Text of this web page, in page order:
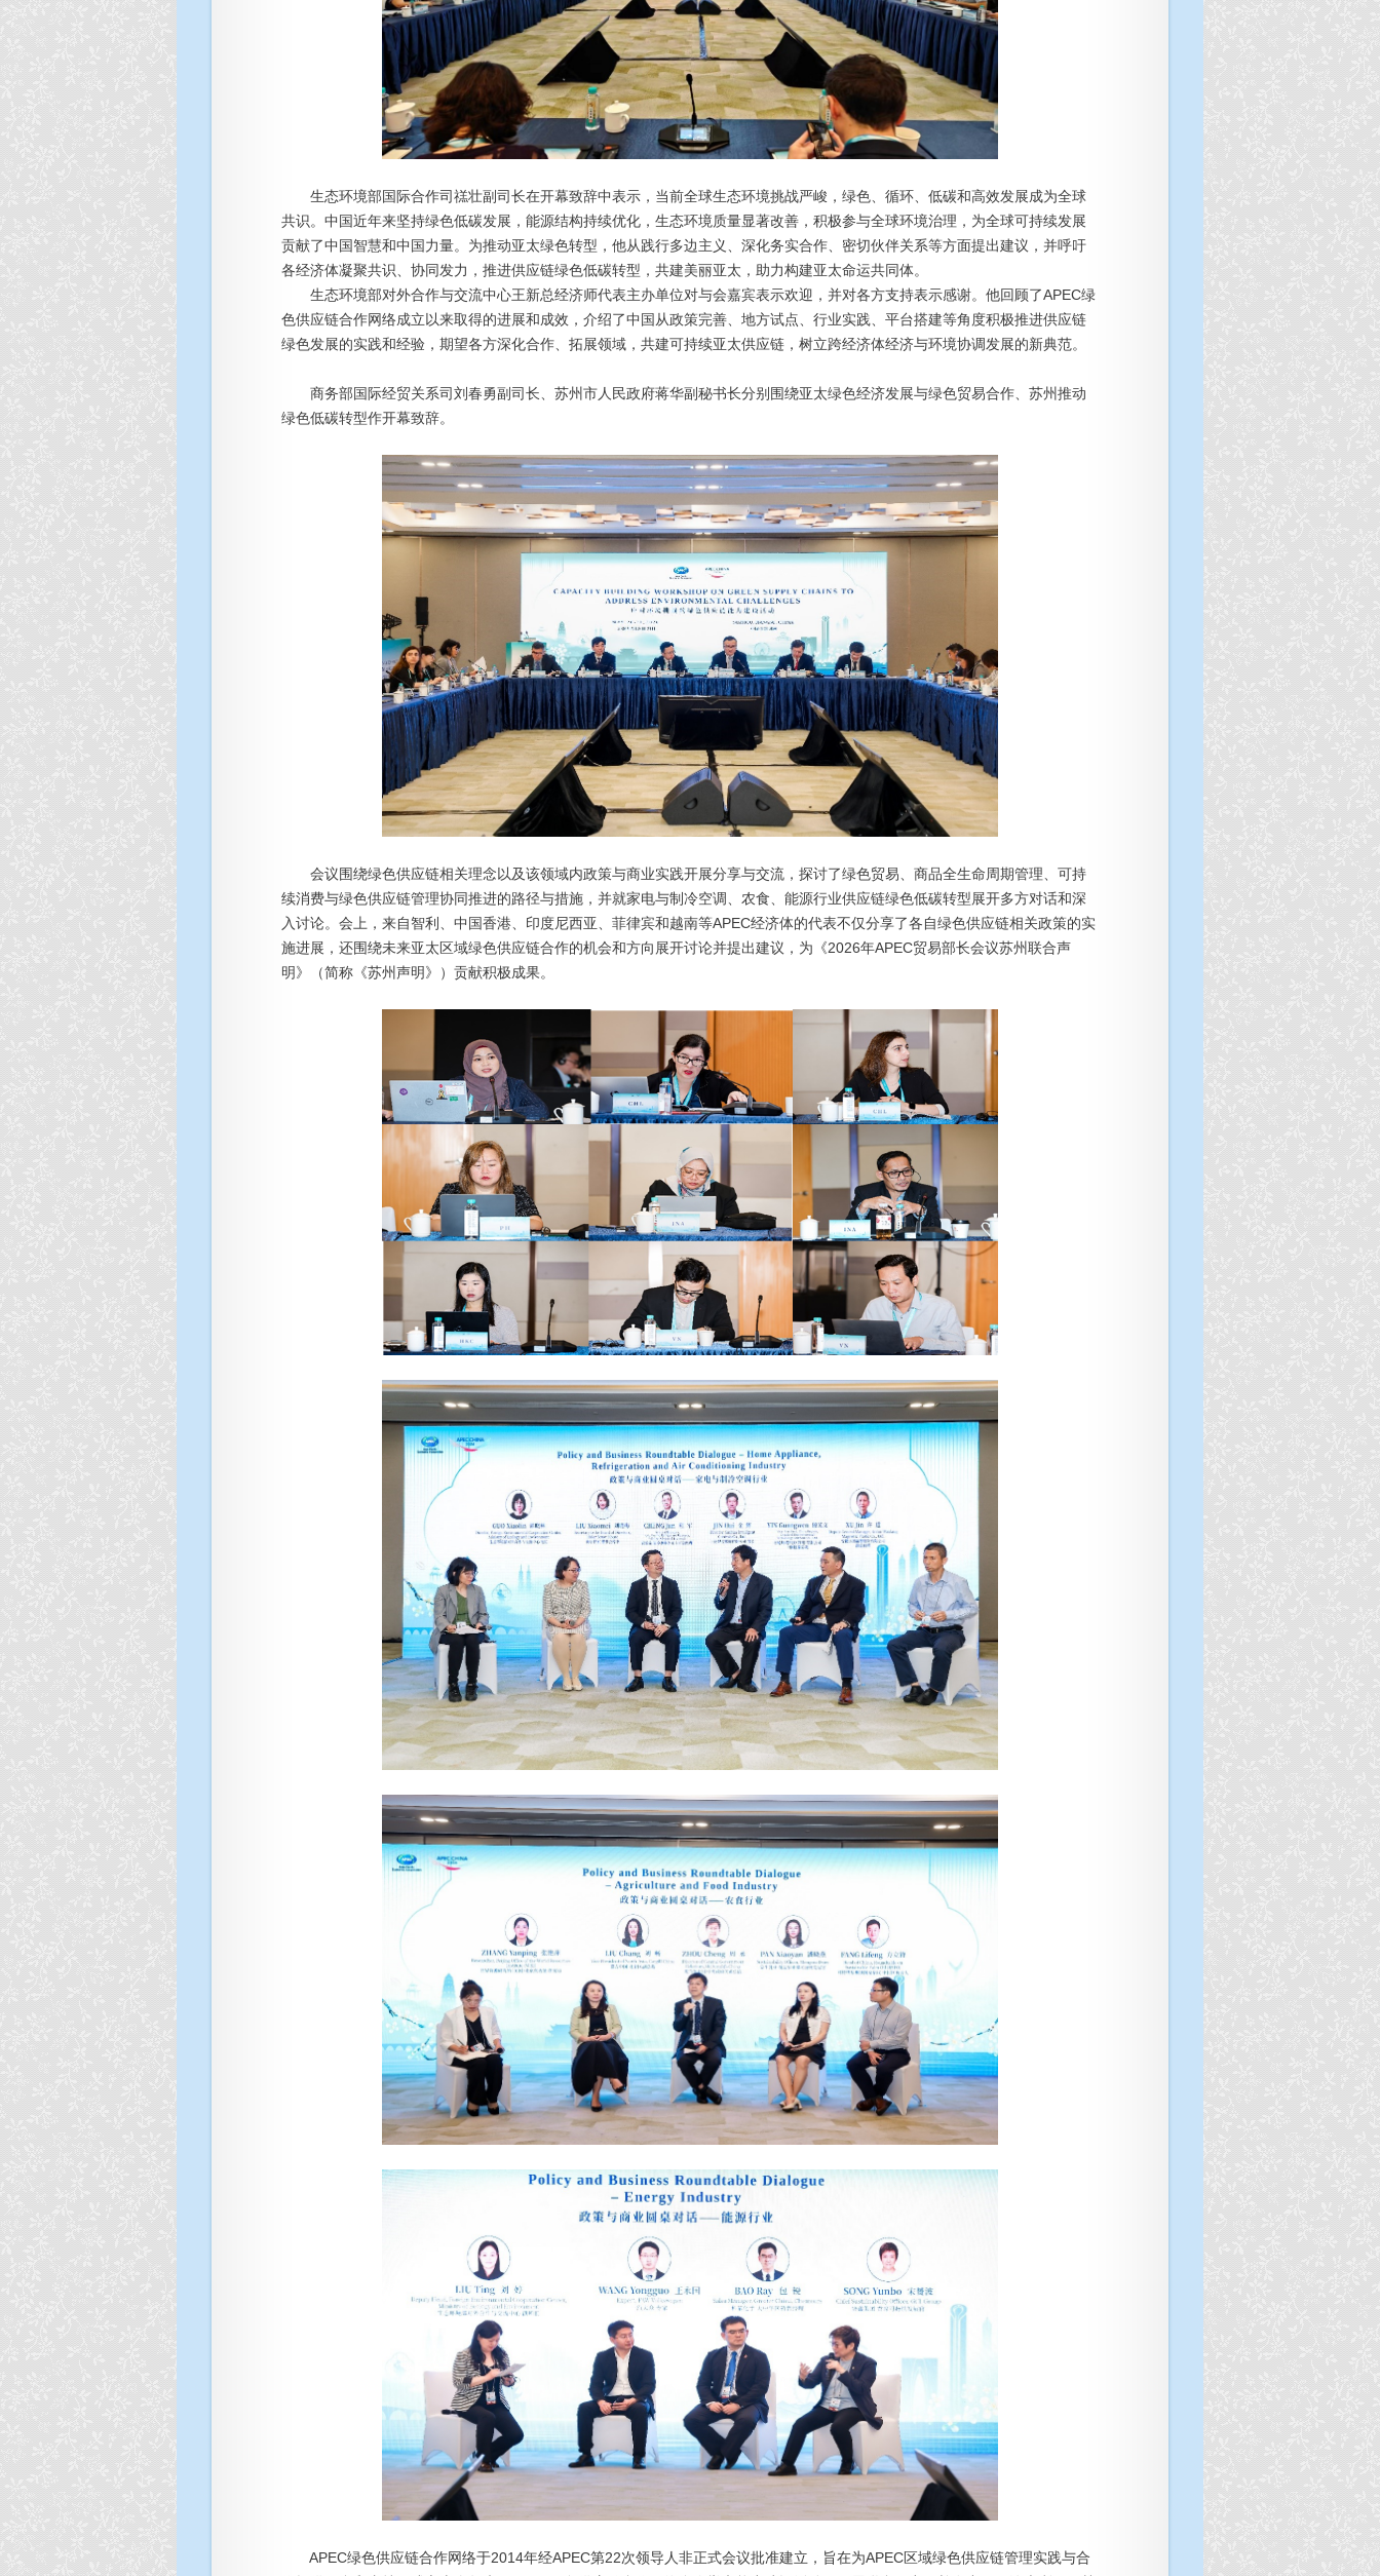
生态环境部国际合作司禚壮副司长在开幕致辞中表示，当前全球生态环境挑战严峻，绿色、循环、低碳和高效发展成为全球
共识。中国近年来坚持绿色低碳发展，能源结构持续优化，生态环境质量显著改善，积极参与全球环境治理，为全球可持续发展
贡献了中国智慧和中国力量。为推动亚太绿色转型，他从践行多边主义、深化务实合作、密切伙伴关系等方面提出建议，并呼吁
各经济体凝聚共识、协同发力，推进供应链绿色低碳转型，共建美丽亚太，助力构建亚太命运共同体。
生态环境部对外合作与交流中心王新总经济师代表主办单位对与会嘉宾表示欢迎，并对各方支持表示感谢。他回顾了APEC绿
色供应链合作网络成立以来取得的进展和成效，介绍了中国从政策完善、地方试点、行业实践、平台搭建等角度积极推进供应链
绿色发展的实践和经验，期望各方深化合作、拓展领域，共建可持续亚太供应链，树立跨经济体经济与环境协调发展的新典范。
商务部国际经贸关系司刘春勇副司长、苏州市人民政府蒋华副秘书长分别围绕亚太绿色经济发展与绿色贸易合作、苏州推动
绿色低碳转型作开幕致辞。
会议围绕绿色供应链相关理念以及该领域内政策与商业实践开展分享与交流，探讨了绿色贸易、商品全生命周期管理、可持
续消费与绿色供应链管理协同推进的路径与措施，并就家电与制冷空调、农食、能源行业供应链绿色低碳转型展开多方对话和深
入讨论。会上，来自智利、中国香港、印度尼西亚、菲律宾和越南等APEC经济体的代表不仅分享了各自绿色供应链相关政策的实
施进展，还围绕未来亚太区域绿色供应链合作的机会和方向展开讨论并提出建议，为《2026年APEC贸易部长会议苏州联合声
明》（简称《苏州声明》）贡献积极成果。
APEC绿色供应链合作网络于2014年经APEC第22次领导人非正式会议批准建立，旨在为APEC区域绿色供应链管理实践与合